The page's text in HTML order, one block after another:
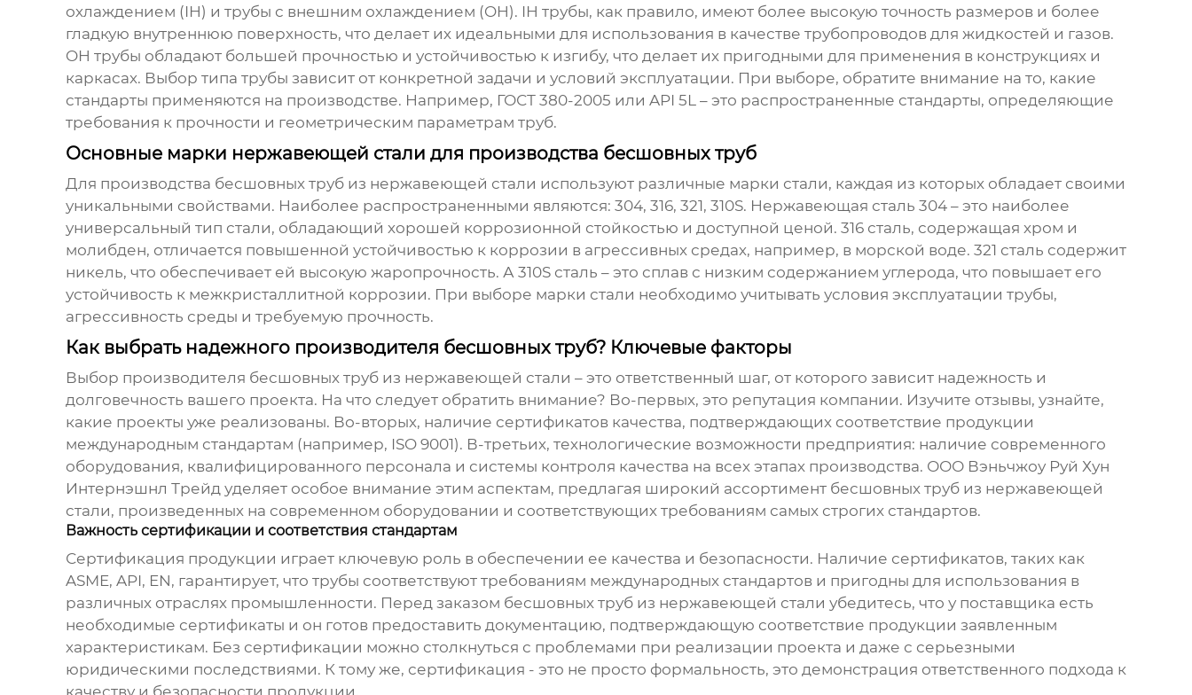
охлаждением (IH) и трубы с внешним охлаждением (OH). IH трубы, как правило, имеют более высокую точность размеров и более
гладкую внутреннюю поверхность, что делает их идеальными для использования в качестве трубопроводов для жидкостей и газов.
OH трубы обладают большей прочностью и устойчивостью к изгибу, что делает их пригодными для применения в конструкциях и
каркасах. Выбор типа трубы зависит от конкретной задачи и условий эксплуатации. При выборе, обратите внимание на то, какие
стандарты применяются на производстве. Например, ГОСТ 380-2005 или API 5L – это распространенные стандарты, определяющие
требования к прочности и геометрическим параметрам труб.
Основные марки нержавеющей стали для производства бесшовных труб
Для производства бесшовных труб из нержавеющей стали используют различные марки стали, каждая из которых обладает своими
уникальными свойствами. Наиболее распространенными являются: 304, 316, 321, 310S. Нержавеющая сталь 304– это наиболее
универсальный тип стали, обладающий хорошей коррозионной стойкостью и доступной ценой. 316 сталь, содержащая хром и
молибден, отличается повышенной устойчивостью к коррозии в агрессивных средах, например, в морской воде. 321 сталь содержит
никель, что обеспечивает ей высокую жаропрочность. А 310S сталь – это сплав с низким содержанием углерода, что повышает его
устойчивость к межкристаллитной коррозии. При выборе марки стали необходимо учитывать условия эксплуатации трубы,
агрессивность среды и требуемую прочность.
Как выбрать надежного производителя бесшовных труб? Ключевые факторы
Выбор производителя бесшовных труб из нержавеющей стали – это ответственный шаг, от которого зависит надежность и
долговечность вашего проекта. На что следует обратить внимание? Во-первых, это репутация компании. Изучите отзывы, узнайте,
какие проекты уже реализованы. Во-вторых, наличие сертификатов качества, подтверждающих соответствие продукции
международным стандартам (например, ISO 9001). В-третьих, технологические возможности предприятия: наличие современного
оборудования, квалифицированного персонала и системы контроля качества на всех этапах производства. ООО Вэньчжоу Руй Хун
Интернэшнл Трейд уделяет особое внимание этим аспектам, предлагая широкий ассортимент бесшовных труб из нержавеющей
стали, произведенных на современном оборудовании и соответствующих требованиям самых строгих стандартов.
Важность сертификации и соответствия стандартам
Сертификация продукции играет ключевую роль в обеспечении ее качества и безопасности. Наличие сертификатов, таких как
ASME, API, EN, гарантирует, что трубы соответствуют требованиям международных стандартов и пригодны для использования в
различных отраслях промышленности. Перед заказом бесшовных труб из нержавеющей стали убедитесь, что у поставщика есть
необходимые сертификаты и он готов предоставить документацию, подтверждающую соответствие продукции заявленным
характеристикам. Без сертификации можно столкнуться с проблемами при реализации проекта и даже с серьезными
юридическими последствиями. К тому же, сертификация - это не просто формальность, это демонстрация ответственного подхода к